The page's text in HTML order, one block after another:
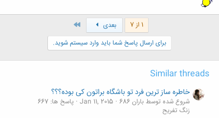
1 از 7 بعدی
برای ارسال پاسخ شما باید وارد سیستم شوید.
Similar threads
خاطره ساز ترین فرد تو باشگاه براتون کی بوده؟؟؟
شروع شده توسط باران 686 Jan 11, 2015 پاسخ ها: 667
زنگ تفريح